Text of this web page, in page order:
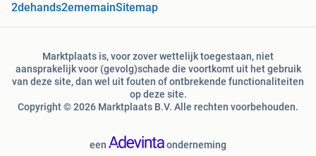
2dehands2ememainSitemap
Marktplaats is, voor zover wettelijk toegestaan, niet
aansprakelijk voor (gevolg)schade die voortkomt uit het gebruik
van deze site, dan wel uit fouten of ontbrekende functionaliteiten
op deze site.
Copyright © 2026 Marktplaats B.V. Alle rechten voorbehouden.
een onderneming